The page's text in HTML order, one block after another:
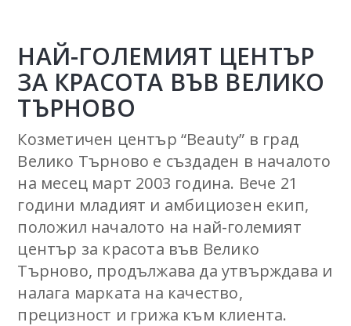
НАЙ-ГОЛЕМИЯТ ЦЕНТЪР
ЗА КРАСОТА ВЪВ ВЕЛИКО
ТЪРНОВО
Козметичен център “Beauty” в град
Велико Търново е създаден в началото
на месец март 2003 година. Вече 21
години младият и амбициозен екип,
положил началото на най-големият
център за красота във Велико
Търново, продължава да утвърждава и
налага марката на качество,
прецизност и грижа към клиента.